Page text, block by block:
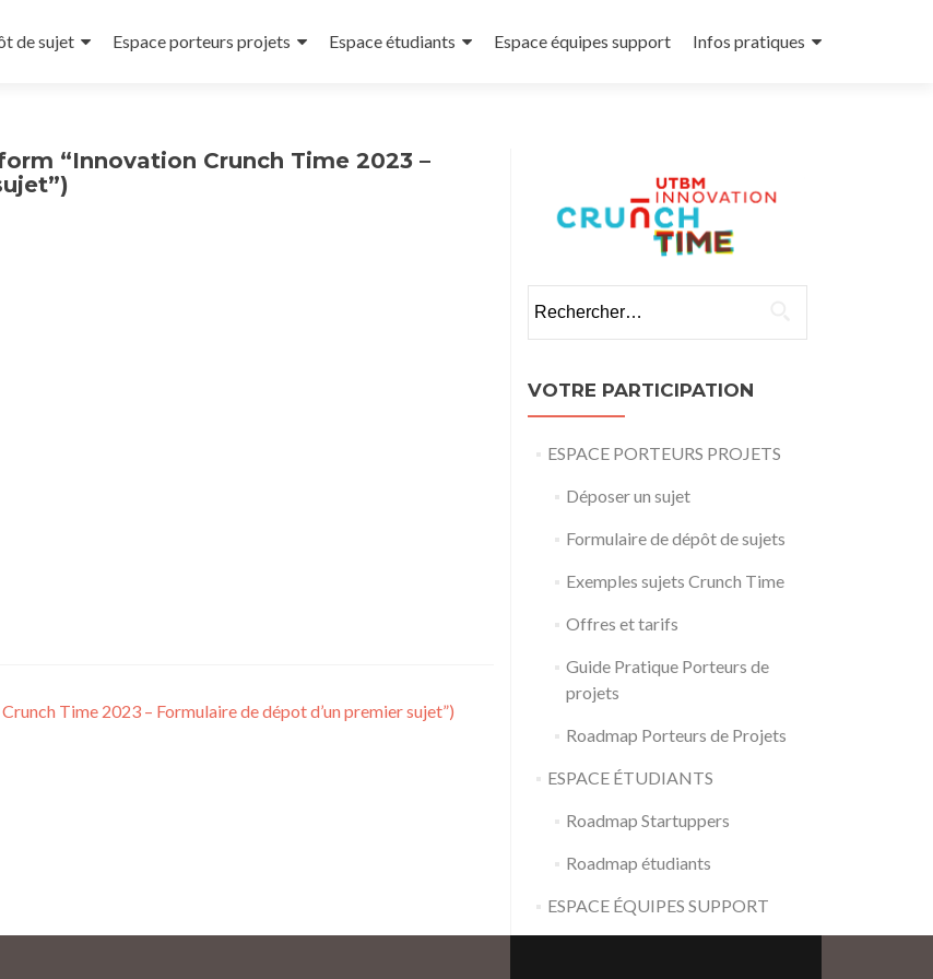
de sujet Espace porteurs projets Espace étudiants Espace équipes support Infos pratiques
“Innovation Crunch Time 2023 –
Time 2023 – Formulaire de dépot d’un premier sujet”)
VOTRE PARTICIPATION
ESPACE PORTEURS PROJETS
Déposer un sujet
Formulaire de dépôt de sujets
Exemples sujets Crunch Time
Offres et tarifs
Guide Pratique Porteurs de
projets
Roadmap Porteurs de Projets
ESPACE ÉTUDIANTS
Roadmap Startuppers
Roadmap étudiants
ESPACE ÉQUIPES SUPPORT